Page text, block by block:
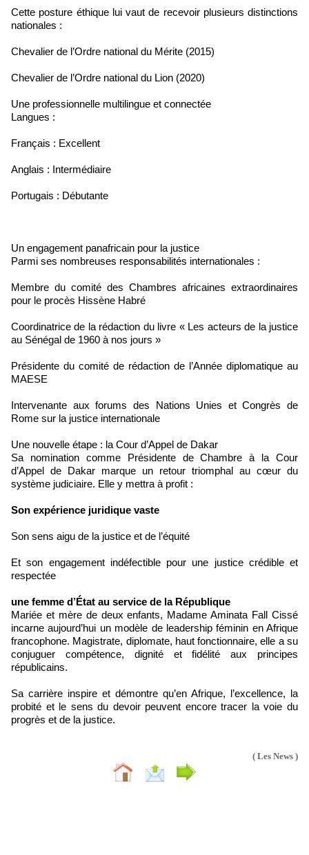
Cette posture éthique lui vaut de recevoir plusieurs distinctions
nationales :
Chevalier de l’Ordre national du Mérite (2015)
Chevalier de l’Ordre national du Lion (2020)
Une professionnelle multilingue et connectée
Langues :
Français : Excellent
Anglais : Intermédiaire
Portugais : Débutante
Un engagement panafricain pour la justice
Parmi ses nombreuses responsabilités internationales :
Membre du comité des Chambres africaines extraordinaires
pour le procès Hissène Habré
Coordinatrice de la rédaction du livre « Les acteurs de la justice
au Sénégal de 1960 à nos jours »
Présidente du comité de rédaction de l’Année diplomatique au
MAESE
Intervenante aux forums des Nations Unies et Congrès de
Rome sur la justice internationale
Une nouvelle étape : la Cour d’Appel de Dakar
Sa nomination comme Présidente de Chambre à la Cour
d’Appel de Dakar marque un retour triomphal au cœur du
système judiciaire. Elle y mettra à profit :
Son expérience juridique vaste
Son sens aigu de la justice et de l’équité
Et son engagement indéfectible pour une justice crédible et
respectée
une femme d’État au service de la République
Mariée et mère de deux enfants, Madame Aminata Fall Cissé
incarne aujourd’hui un modèle de leadership féminin en Afrique
francophone. Magistrate, diplomate, haut fonctionnaire, elle a su
conjuguer compétence, dignité et fidélité aux principes
républicains.
Sa carrière inspire et démontre qu’en Afrique, l’excellence, la
probité et le sens du devoir peuvent encore tracer la voie du
progrès et de la justice.
( Les News )